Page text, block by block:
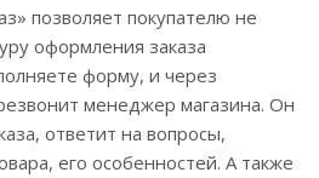
позволяет покупателю не
оформления заказа
форму, и через
менеджер магазина. Он
ответит на вопросы,
его особенностей. А также